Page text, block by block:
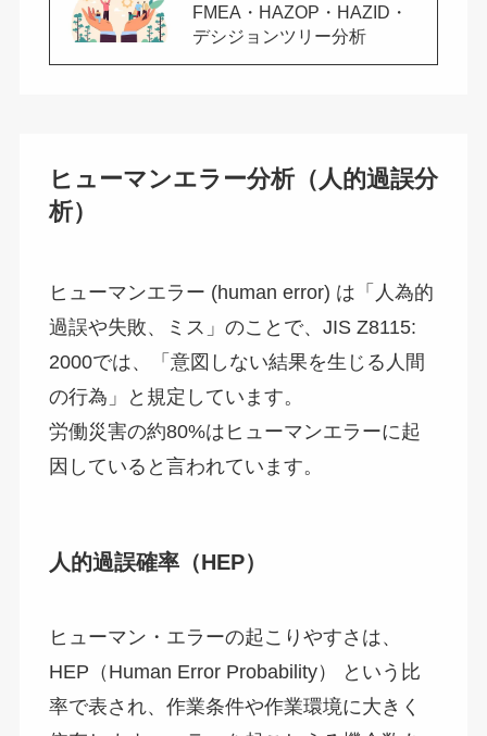
FMEA・HAZOP・HAZID・
デシジョンツリー分析
ヒューマンエラー分析（人的過誤分
析）
ヒューマンエラー (human error) は「人為的
過誤や失敗、ミス」のことで、JIS Z8115:
2000では、「意図しない結果を生じる人間
の行為」と規定しています。
労働災害の約80%はヒューマンエラーに起
因していると言われています。
人的過誤確率（HEP）
ヒューマン・エラーの起こりやすさは、
HEP（Human Error Probability） という比
率で表され、作業条件や作業環境に大きく